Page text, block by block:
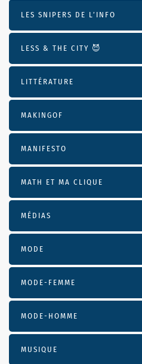
LES SNIPERS DE L’INFO
LESS & THE CITY 😈
LITTÉRATURE
MAKINGOF
MANIFESTO
MATH ET MA CLIQUE
MÉDIAS
MODE
MODE-FEMME
MODE-HOMME
MUSIQUE